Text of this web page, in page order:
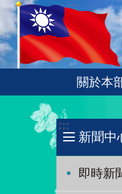
跳到主要內容區塊
:::
關於本
:::
新聞中
即時新